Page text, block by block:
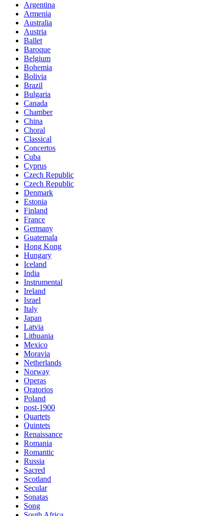
Argentina
Armenia
Australia
Austria
Ballet
Baroque
Belgium
Bohemia
Bolivia
Brazil
Bulgaria
Canada
Chamber
China
Choral
Classical
Concertos
Cuba
Cyprus
Czech Republic
Czech Republic
Denmark
Estonia
Finland
France
Germany
Guatemala
Hong Kong
Hungary
Iceland
India
Instrumental
Ireland
Israel
Italy
Japan
Latvia
Lithuania
Mexico
Moravia
Netherlands
Norway
Operas
Oratorios
Poland
post-1900
Quartets
Quintets
Renaissance
Romania
Romantic
Russia
Sacred
Scotland
Secular
Sonatas
Song